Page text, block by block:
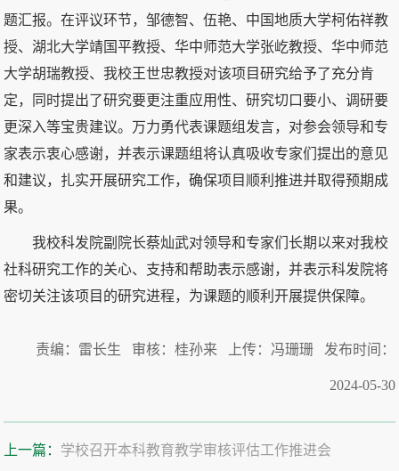
题汇报。在评议环节，邹德智、伍艳、中国地质大学柯佑祥教
授、湖北大学靖国平教授、华中师范大学张屹教授、华中师范
大学胡瑞教授、我校王世忠教授对该项目研究给予了充分肯
定，同时提出了研究要更注重应用性、研究切口要小、调研要
更深入等宝贵建议。万力勇代表课题组发言，对参会领导和专
家表示衷心感谢，并表示课题组将认真吸收专家们提出的意见
和建议，扎实开展研究工作，确保项目顺利推进并取得预期成
果。
我校科发院副院长蔡灿武对领导和专家们长期以来对我校
社科研究工作的关心、支持和帮助表示感谢，并表示科发院将
密切关注该项目的研究进程，为课题的顺利开展提供保障。
责编：雷长生 审核：桂孙来 上传：冯珊珊 发布时间：
2024-05-30
上一篇： 学校召开本科教育教学审核评估工作推进会